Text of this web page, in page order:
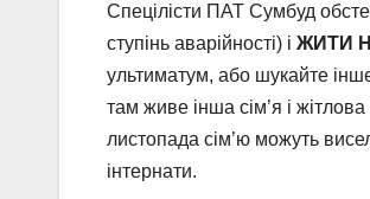
Спецілісти ПАТ Сумбуд
ступінь аварійності) і ЖИТИ
ультиматум, або шукайте
там живе інша сім’я і
листопада сім’ю можуть
інтернати.